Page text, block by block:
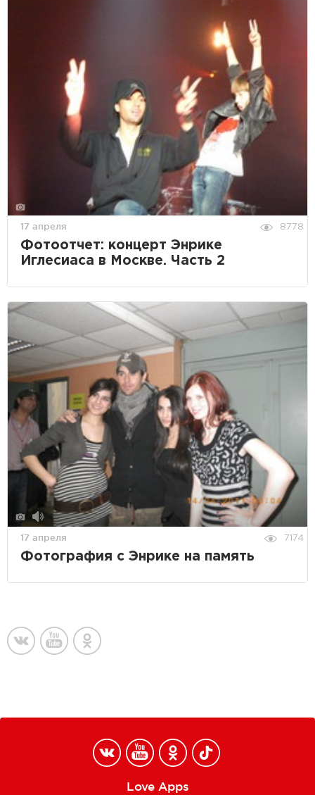
17 апреля 8778
Фотоотчет: концерт Энрике
Иглесиаса в Москве. Часть 2
17 апреля 7174
Фотография с Энрике на память
Love Apps